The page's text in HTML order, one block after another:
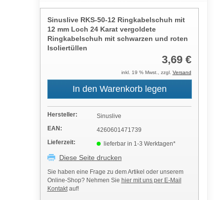
Sinuslive RKS-50-12 Ringkabelschuh mit
12 mm Loch 24 Karat vergoldete
Ringkabelschuh mit schwarzen und roten
Isoliertüllen
3,69 €
inkl. 19 % Mwst., zzgl. Versand
In den Warenkorb legen
Hersteller:
Sinuslive
EAN:
4260601471739
Lieferzeit:
lieferbar in 1-3 Werktagen*
Diese Seite drucken
Sie haben eine Frage zu dem Artikel oder unserem
Online-Shop? Nehmen Sie hier mit uns per E-Mail
Kontaktauf!